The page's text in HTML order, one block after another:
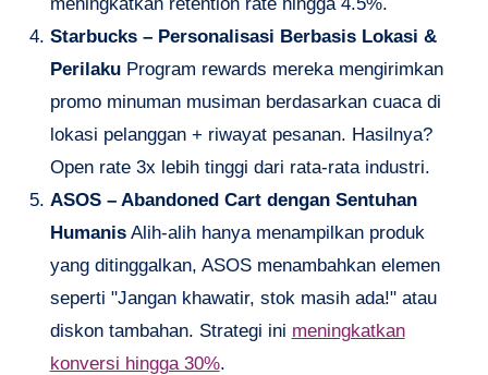
Starbucks – Personalisasi Berbasis Lokasi &
PerilakuProgram rewards mereka mengirimkan
promo minuman musiman berdasarkan cuaca di
lokasi pelanggan + riwayat pesanan. Hasilnya?
Open rate 3x lebih tinggi dari rata-rata industri.
ASOS – Abandoned Cart dengan Sentuhan
HumanisAlih-alih hanya menampilkan produk
yang ditinggalkan, ASOS menambahkan elemen
seperti "Jangan khawatir, stok masih ada!" atau
diskon tambahan. Strategi ini meningkatkan
konversi hingga 30%.